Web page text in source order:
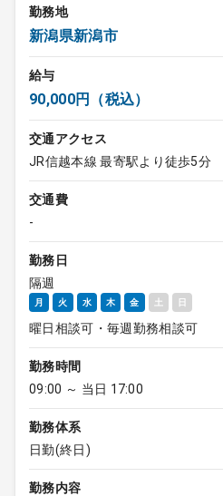
勤務地
新潟県新潟市
給与
90,000円（税込）
交通アクセス
JR信越本線 最寄駅より徒歩5分
交通費
-
勤務日
隔週
月 火 水 木 金 土 日
曜日相談可・毎週勤務相談可
勤務時間
09:00 ～ 当日 17:00
勤務体系
日勤(終日)
勤務内容